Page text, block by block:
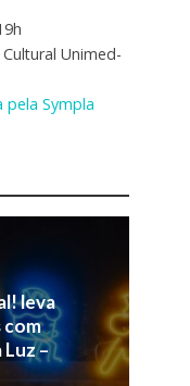
Unimed-
Sympla
leva
com
–